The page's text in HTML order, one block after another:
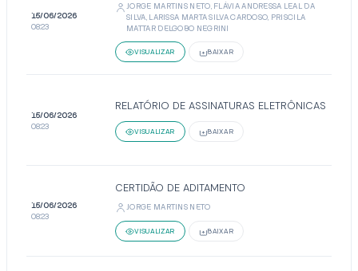
15/06/2026
08:23
JORGE MARTINS NETO, FLÁVIA ANDRESSA LEAL DA
SILVA, LARISSA MARTA SILVA CARDOSO, PRISCILA
MATTAR DELGOBO NEGRINI
VISUALIZAR BAIXAR
15/06/2026
08:23
RELATÓRIO DE ASSINATURAS ELETRÔNICAS
VISUALIZAR BAIXAR
15/06/2026
08:23
CERTIDÃO DE ADITAMENTO
JORGE MARTINS NETO
VISUALIZAR BAIXAR